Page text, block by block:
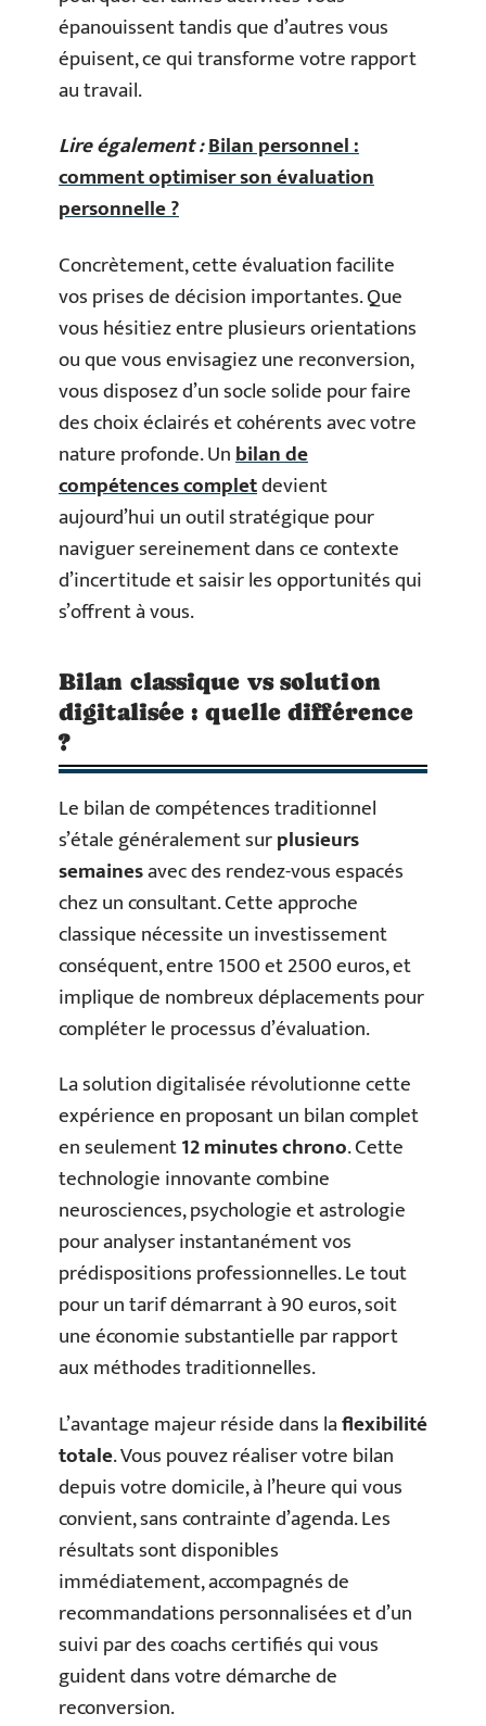
épanouissent tandis que d’autres vous
épuisent, ce qui transforme votre rapport
au travail.
Lire également :Bilan personnel :
comment optimiser son évaluation
personnelle ?
Concrètement, cette évaluation facilite
vos prises de décision importantes. Que
vous hésitiez entre plusieurs orientations
ou que vous envisagiez une reconversion,
vous disposez d’un socle solide pour faire
des choix éclairés et cohérents avec votre
nature profonde. Unbilan de
compétences completdevient
aujourd’hui un outil stratégique pour
naviguer sereinement dans ce contexte
d’incertitude et saisir les opportunités qui
s’offrent à vous.
Bilan classique vs solution
digitalisée : quelle différence
?
Le bilan de compétences traditionnel
s’étale généralement surplusieurs
semainesavec des rendez-vous espacés
chez un consultant. Cette approche
classique nécessite un investissement
conséquent, entre 1500 et 2500 euros, et
implique de nombreux déplacements pour
compléter le processus d’évaluation.
La solution digitalisée révolutionne cette
expérience en proposant un bilan complet
en seulement12 minutes chrono. Cette
technologie innovante combine
neurosciences, psychologie et astrologie
pour analyser instantanément vos
prédispositions professionnelles. Le tout
pour un tarif démarrant à 90 euros, soit
une économie substantielle par rapport
aux méthodes traditionnelles.
L’avantage majeur réside dans laflexibilité
totale. Vous pouvez réaliser votre bilan
depuis votre domicile, à l’heure qui vous
convient, sans contrainte d’agenda. Les
résultats sont disponibles
immédiatement, accompagnés de
recommandations personnalisées et d’un
suivi par des coachs certifiés qui vous
guident dans votre démarche de
reconversion.